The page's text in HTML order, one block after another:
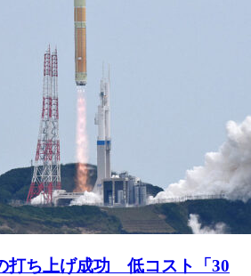
打ち上げ成功 低コスト「30